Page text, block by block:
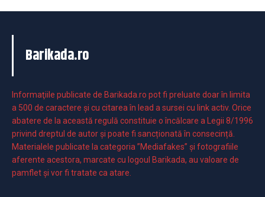
Barikada.ro
Informaţiile publicate de Barikada.ro pot fi preluate doar în limita
a 500 de caractere şi cu citarea în lead a sursei cu link activ. Orice
abatere de la această regulă constituie o încălcare a Legii 8/1996
privind dreptul de autor și poate fi sancționată în consecință.
Materialele publicate la categoria ”Mediafakes” și fotografiile
aferente acestora, marcate cu logoul Barikada, au valoare de
pamflet și vor fi tratate ca atare.